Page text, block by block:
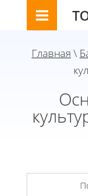
Главная \